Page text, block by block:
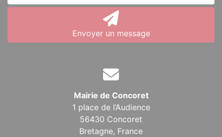
Envoyer un message
Mairie de Concoret
1 place de l’Audience
56430 Concoret
Bretagne, France